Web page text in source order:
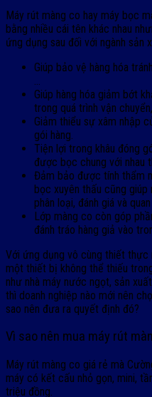
Máy rút màng co hay máy bọc
bằng nhiều cái tên khác nhau
ứng dụng sau đối với ngành sản
Giúp bảo vệ hàng hóa
Giúp hàng hóa giảm bớt
trong quá trình vận
Giảm thiểu sự xâm nhập
gói hàng.
Tiện lợi trong khâu đóng
được bọc chung với nhau
Đảm bảo được tính thẩm
bọc xuyên thấu cũng giúp
phân loại, đánh giá và
Lớp màng co còn góp
đánh tráo hàng giả vào
Với ứng dụng vô cùng thiết thực
một thiết bị không thể thiếu
như nhà máy nước ngọt, sản
thì doanh nghiệp nào mới nên
sao nên đưa ra quyết định đó?
Vì sao nên mua máy rút
Máy rút màng co giá rẻ mà
máy có kết cấu nhỏ gọn, mini,
triệu đồng.